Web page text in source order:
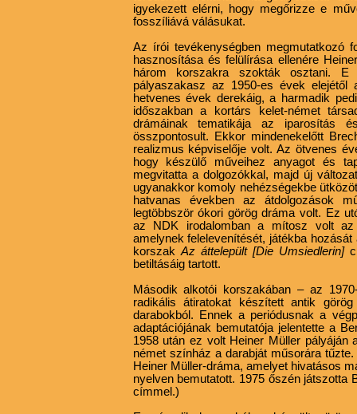
igyekezett elérni, hogy megőrizze e
fosszíliává válásukat.
Az írói tevékenységben megmutatkozó
hasznosítása és felülírása ellenére
három korszakra szokták osztani.
pályaszakasz az 1950-es évek
hetvenes évek derekáig, a harmadik
időszakban a kortárs kelet-német
drámáinak tematikája az iparosítás
összpontosult. Ekkor mindenekelőtt
realizmus képviselője volt. Az ötvenes
hogy készülő műveihez anyagot és
megvitatta a dolgozókkal, majd új
ugyanakkor komoly nehézségekbe
hatvanas években az átdolgozások
legtöbbször ókori görög dráma volt. Ez
az NDK irodalomban a mítosz volt az
amelynek felelevenítését, játékba
korszak Az áttelepült [Die Umsiedlerin]
betiltásáig tartott.
Második alkotói korszakában – az
radikális átiratokat készített antik
darabokból. Ennek a periódusnak a
adaptációjának bemutatója jelentette a
1958 után ez volt Heiner Müller
német színház a darabját műsorára
Heiner Müller-dráma, amelyet hivatásos
nyelven bemutatott. 1975 őszén játszotta
címmel.)